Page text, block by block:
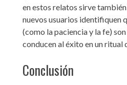
en estos relatos sirve
nuevos usuarios identifiquen
(como la paciencia y la fe)
conducen al éxito en un ritual
Conclusión